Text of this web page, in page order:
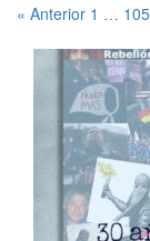
« Anterior 1 105